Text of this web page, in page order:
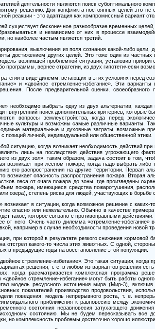
деятельности являются поиск субоптимального
решению. Для конфликта постоянных целей это
реакции - это адаптация как компромиссный вариант
существует бесконечное разнообразие временных
и независимо от них в процессе
но наиболее частым является третий.
выключения из поля сознания какой-либо цели,
достижением других целей. Это тоже один из
возникшей проблемной ситуации, установив
программы, вернее стратегии, из двух гипотетически
в виде дилемм, встающих в этих условиях перед
и «двойное стремление-избегание». Эти
После предварительной оценки, своеобразного
необходимо выбрать одну из двух альтернатив,
внутренний поиск дополнительных критериев, которые
вопросы землеустройства, когда перед
культуры и возможны самые различные варианты.
материальные и духовные затраты, возможные
позиций личной, индивидуальной или общественной этики.
ситуацию, когда возникает необходимость действий
лишь на последствия действия угрожающего
из двух зол», таким образом, задача состоит в том,
возникает при лесном пожаре, когда надо выбрать
его распространения на другие территории. Первая
возникает опасность распространения пожара. Вторая
леса от очага пожара до зоны, где произведены
пожара, имеющиеся средства пожаротушения,
озера), степень риска для людей, участвующих в
возникает в ситуации, когда возможное решение с
опасно или нежелательно. Обычно в качестве
такое, которое связано с противоправными
от него. Очень часто дилемма «стремление-избегание»
например в случае необходимости проведения новой
при которой в результате резкого снижения кормовой
отстрел какого-то числа этих животных. С одной,
в предыдущие годы на восстановление этой популяции.
стремление-избегание». Это такая ситуация, когда
решения, т. е. в любом из вариантов решения
когда рассматривается комплексная программа
стремление-избегание» могут быть работы
модель ресурсного истощения мира (Мир-3),
показателей производство продовольствия,
поведения: модель непрерывного роста, т. е.
приближения к равновесию между
состояния неравновесия затухающего
состоянию. Мы не будем пересказывать все
но комплексность проблемы достаточно хорошо